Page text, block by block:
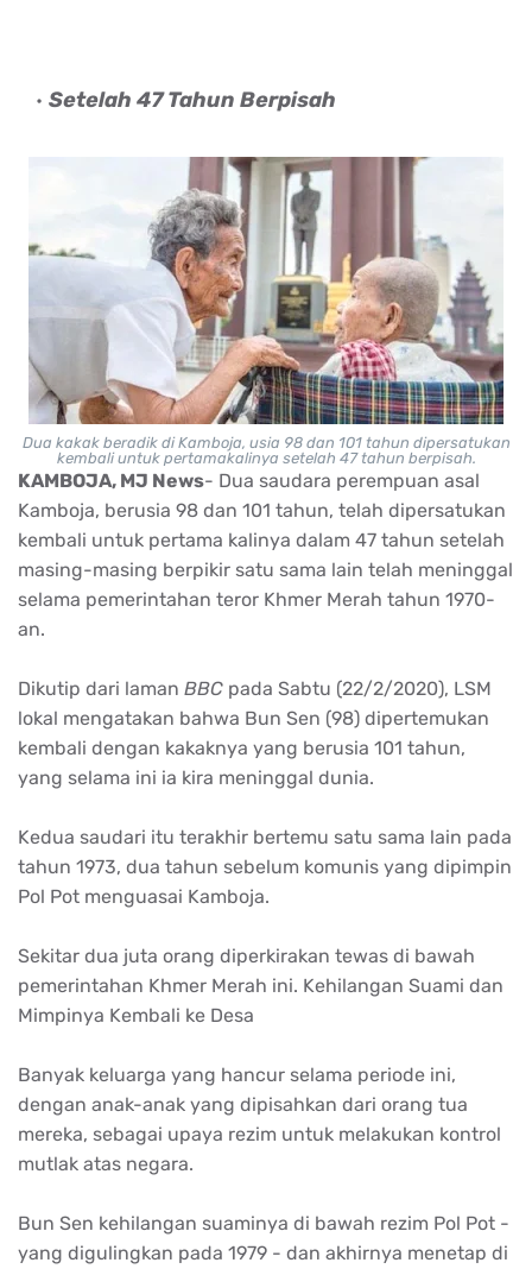
Setelah 47 Tahun Berpisah
Dua kakak beradik di Kamboja, usia 98 dan 101 tahun dipersatukan
kembali untuk pertamakalinya setelah 47 tahun berpisah.
KAMBOJA, MJ News- Dua saudara perempuan asal
Kamboja, berusia 98 dan 101 tahun, telah dipersatukan
kembali untuk pertama kalinya dalam 47 tahun setelah
masing-masing berpikir satu sama lain telah meninggal
selama pemerintahan teror Khmer Merah tahun 1970-
an.
Dikutip dari laman BBC pada Sabtu (22/2/2020), LSM
lokal mengatakan bahwa Bun Sen (98) dipertemukan
kembali dengan kakaknya yang berusia 101 tahun,
yang selama ini ia kira meninggal dunia.
Kedua saudari itu terakhir bertemu satu sama lain pada
tahun 1973, dua tahun sebelum komunis yang dipimpin
Pol Pot menguasai Kamboja.
Sekitar dua juta orang diperkirakan tewas di bawah
pemerintahan Khmer Merah ini. Kehilangan Suami dan
Mimpinya Kembali ke Desa
Banyak keluarga yang hancur selama periode ini,
dengan anak-anak yang dipisahkan dari orang tua
mereka, sebagai upaya rezim untuk melakukan kontrol
mutlak atas negara.
Bun Sen kehilangan suaminya di bawah rezim Pol Pot -
yang digulingkan pada 1979 - dan akhirnya menetap di